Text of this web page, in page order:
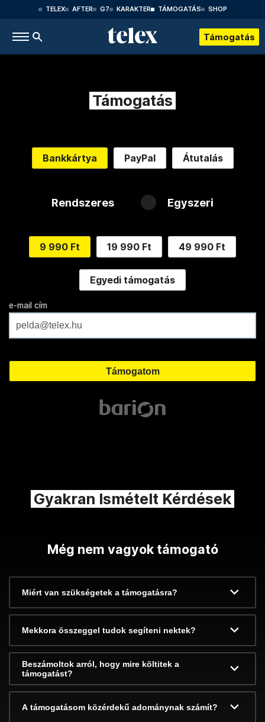
TELEX AFTER G7 KARAKTER TÁMOGATÁS SHOP
Támogatás
Támogatás
Bankkártya PayPal Átutalás
Rendszeres Egyszeri
9 990 Ft 19 990 Ft 49 990 Ft
Egyedi támogatás
e-mail cím
Gyakran Ismételt Kérdések
Még nem vagyok támogató
Miért van szükségetek a támogatásra?
Mekkora összeggel tudok segíteni nektek?
Beszámoltok arról, hogy mire költitek a
támogatást?
A támogatásom közérdekű adománynak számít?